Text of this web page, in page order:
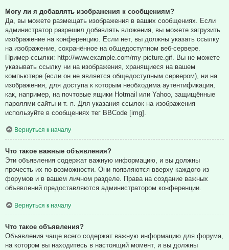
Могу ли я добавлять изображения к сообщениям?
Да, вы можете размещать изображения в ваших сообщениях. Если
администратор разрешил добавлять вложения, вы можете загрузить
изображение на конференцию. Если нет, вы должны указать ссылку
на изображение, сохранённое на общедоступном веб-сервере.
Пример ссылки: http://www.example.com/my-picture.gif. Вы не можете
указывать ссылку ни на изображения, хранящиеся на вашем
компьютере (если он не является общедоступным сервером), ни на
изображения, для доступа к которым необходима аутентификация,
как, например, на почтовые ящики Hotmail или Yahoo, защищённые
паролями сайты и т. п. Для указания ссылок на изображения
используйте в сообщениях тег BBCode [img].
Вернуться к началу
Что такое важные объявления?
Эти объявления содержат важную информацию, и вы должны
прочесть их по возможности. Они появляются вверху каждого из
форумов и в вашем личном разделе. Права на создание важных
объявлений предоставляются администратором конференции.
Вернуться к началу
Что такое объявления?
Объявления чаще всего содержат важную информацию для форума,
на котором вы находитесь в настоящий момент, и вы должны